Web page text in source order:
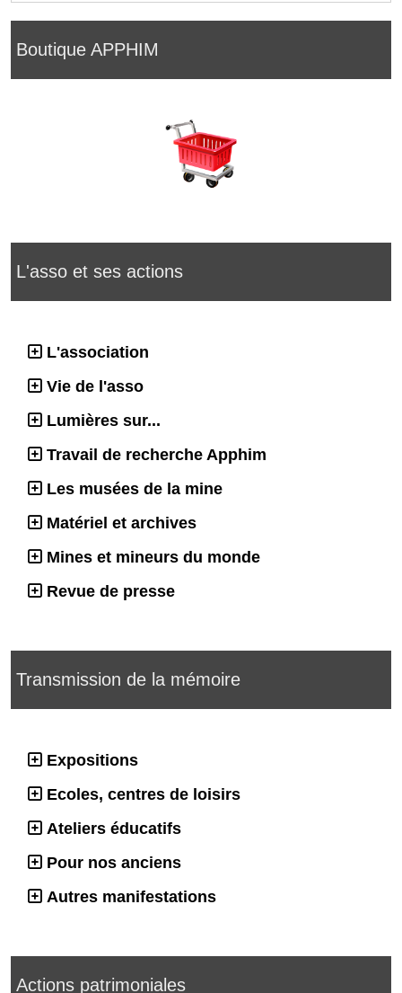
Boutique APPHIM
L'asso et ses actions
L'association
Vie de l'asso
Lumières sur...
Travail de recherche Apphim
Les musées de la mine
Matériel et archives
Mines et mineurs du monde
Revue de presse
Transmission de la mémoire
Expositions
Ecoles, centres de loisirs
Ateliers éducatifs
Pour nos anciens
Autres manifestations
Actions patrimoniales